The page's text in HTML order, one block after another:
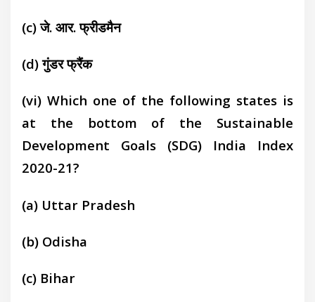
(c)जे. आर. फ्रीडमैन
(d)गुंडर फ्रैंक
(vi) Which one of the following states is
at the bottom of the Sustainable
Development Goals (SDG) India Index
2020-21?
(a) Uttar Pradesh
(b) Odisha
(c) Bihar